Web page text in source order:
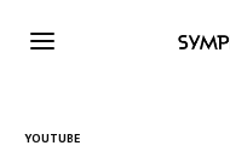
YOUTUBE